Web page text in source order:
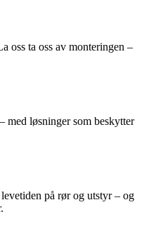
oss ta oss av monteringen –
med løsninger som beskytter
på rør og utstyr – og